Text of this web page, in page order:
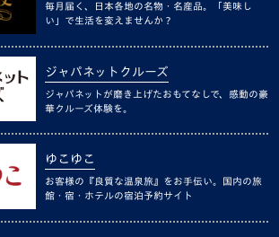
毎月届く、日本各地の名物・名産品。「美味し
い」で生活を変えませんか？
ジャパネットクルーズ
ジャパネットが磨き上げたおもてなしで、感動の豪
華クルーズ体験を。
ゆこゆこ
お客様の『良質な温泉旅』をお手伝い。国内の旅
館・宿・ホテルの宿泊予約サイト